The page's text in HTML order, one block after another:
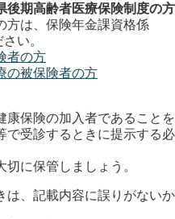
後期高齢者医療保険制度の方
方は、保険年金課資格係
い。
者の方
の被保険者の方
康保険の加入者であることを
で受診するときに提示する必
に保管しましょう。
は、記載内容に誤りがないか